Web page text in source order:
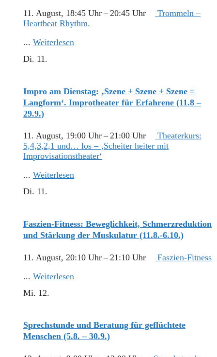
11. August, 18:45 Uhr– 20:45 Uhr
Trommeln –
Heartbeat Rhythm.
... Weiterlesen
Di. 11.
Impro am Dienstag: ‚Szene + Szene + Szene =
Langform‘. Improtheater für Erfahrene (11.8 –
29.9.)
11. August, 19:00 Uhr–21:00 Uhr
Theaterkurs:
5,4,3,2,1 und… los – ‚Scheiter heiter mit
Improvisationstheater‘
... Weiterlesen
Di. 11.
Faszien-Fitness: Beweglichkeit, Schmerzreduktion
und Stärkung der Muskulatur (11.8.-6.10.)
11. August, 20:10 Uhr– 21:10 Uhr
Faszien-Fitness
... Weiterlesen
Mi. 12.
Sprechstunde und Beratung für geflüchtete
Menschen (5.8. – 30.9.)